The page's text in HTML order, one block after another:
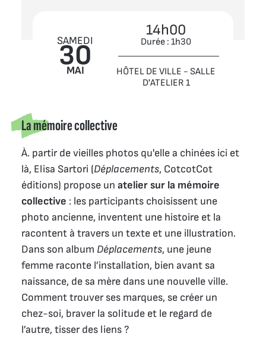
SAMEDI
30
MAI
14h00
Durée : 1h30
HÔTEL DE VILLE - SALLE
D'ATELIER 1
La mémoire collective
À. partir de vieilles photos qu'elle a chinées ici et
là, Elisa Sartori (Déplacements, CotcotCot
éditions) propose un atelier sur la mémoire
collective : les participants choisissent une
photo ancienne, inventent une histoire et la
racontent à travers un texte et une illustration.
Dans son album Déplacements, une jeune
femme raconte l’installation, bien avant sa
naissance, de sa mère dans une nouvelle ville.
Comment trouver ses marques, se créer un
chez-soi, braver la solitude et le regard de
l’autre, tisser des liens ?